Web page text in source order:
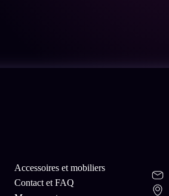
Accessoires et mobiliers
Contact et FAQ